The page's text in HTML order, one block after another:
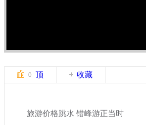
0 顶 收藏
旅游价格跳水 错峰游正当时